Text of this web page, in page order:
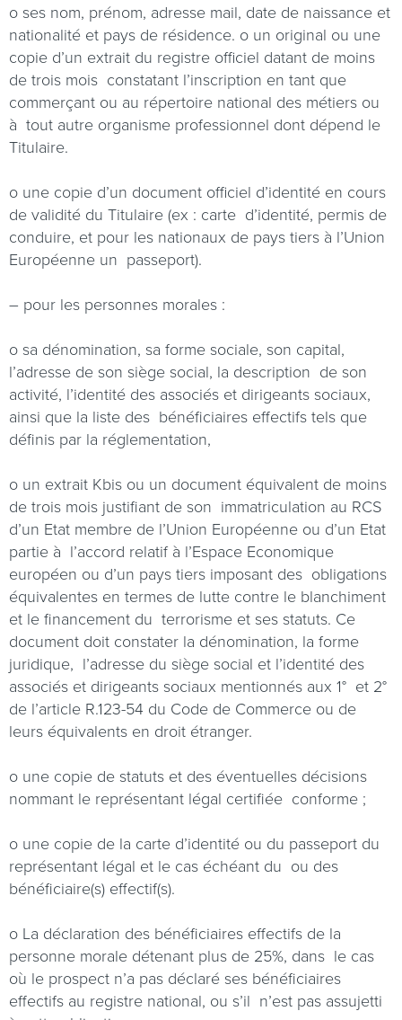
o ses nom, prénom, adresse mail, date de naissance et
nationalité et pays de résidence. o un original ou une
copie d’un extrait du registre officiel datant de moins
de trois mois constatant l’inscription en tant que
commerçant ou au répertoire national des métiers ou
à tout autre organisme professionnel dont dépend le
Titulaire.
o une copie d’un document officiel d’identité en cours
de validité du Titulaire (ex : carte d’identité, permis de
conduire, et pour les nationaux de pays tiers à l’Union
Européenne un passeport).
– pour les personnes morales :
o sa dénomination, sa forme sociale, son capital,
l’adresse de son siège social, la description de son
activité, l’identité des associés et dirigeants sociaux,
ainsi que la liste des bénéficiaires effectifs tels que
définis par la réglementation,
o un extrait Kbis ou un document équivalent de moins
de trois mois justifiant de son immatriculation au RCS
d’un Etat membre de l’Union Européenne ou d’un Etat
partie à l’accord relatif à l’Espace Economique
européen ou d’un pays tiers imposant des obligations
équivalentes en termes de lutte contre le blanchiment
et le financement du terrorisme et ses statuts. Ce
document doit constater la dénomination, la forme
juridique, l’adresse du siège social et l’identité des
associés et dirigeants sociaux mentionnés aux 1° et 2°
de l’article R.123-54 du Code de Commerce ou de
leurs équivalents en droit étranger.
o une copie de statuts et des éventuelles décisions
nommant le représentant légal certifiée conforme ;
o une copie de la carte d’identité ou du passeport du
représentant légal et le cas échéant du ou des
bénéficiaire(s) effectif(s).
o La déclaration des bénéficiaires effectifs de la
personne morale détenant plus de 25%, dans le cas
où le prospect n’a pas déclaré ses bénéficiaires
effectifs au registre national, ou s’il n’est pas assujetti